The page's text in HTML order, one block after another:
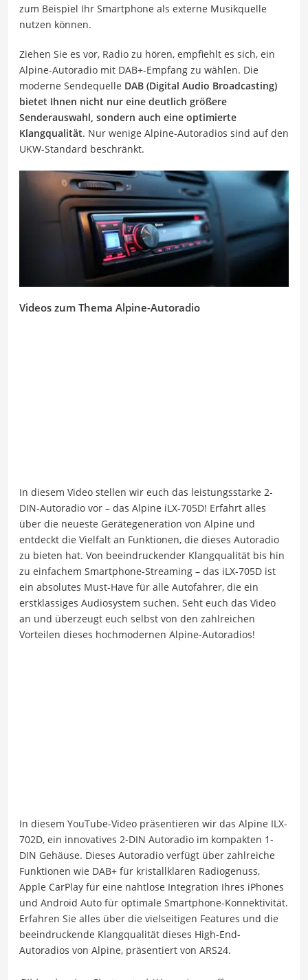
zum Beispiel Ihr Smartphone als externe Musikquelle
nutzen können.
Ziehen Sie es vor, Radio zu hören, empfiehlt es sich, ein
Alpine-Autoradio mit DAB+-Empfang zu wählen. Die
moderne Sendequelle DAB (Digital Audio Broadcasting)
bietet Ihnen nicht nur eine deutlich größere
Senderauswahl, sondern auch eine optimierte
Klangqualität. Nur wenige Alpine-Autoradios sind auf den
UKW-Standard beschränkt.
Videos zum Thema Alpine-Autoradio
In diesem Video stellen wir euch das leistungsstarke 2-
DIN-Autoradio vor – das Alpine iLX-705D! Erfahrt alles
über die neueste Gerätegeneration von Alpine und
entdeckt die Vielfalt an Funktionen, die dieses Autoradio
zu bieten hat. Von beeindruckender Klangqualität bis hin
zu einfachem Smartphone-Streaming – das iLX-705D ist
ein absolutes Must-Have für alle Autofahrer, die ein
erstklassiges Audiosystem suchen. Seht euch das Video
an und überzeugt euch selbst von den zahlreichen
Vorteilen dieses hochmodernen Alpine-Autoradios!
In diesem YouTube-Video präsentieren wir das Alpine ILX-
702D, ein innovatives 2-DIN Autoradio im kompakten 1-
DIN Gehäuse. Dieses Autoradio verfügt über zahlreiche
Funktionen wie DAB+ für kristallklaren Radiogenuss,
Apple CarPlay für eine nahtlose Integration Ihres iPhones
und Android Auto für optimale Smartphone-Konnektivität.
Erfahren Sie alles über die vielseitigen Features und die
beeindruckende Klangqualität dieses High-End-
Autoradios von Alpine, präsentiert von ARS24.